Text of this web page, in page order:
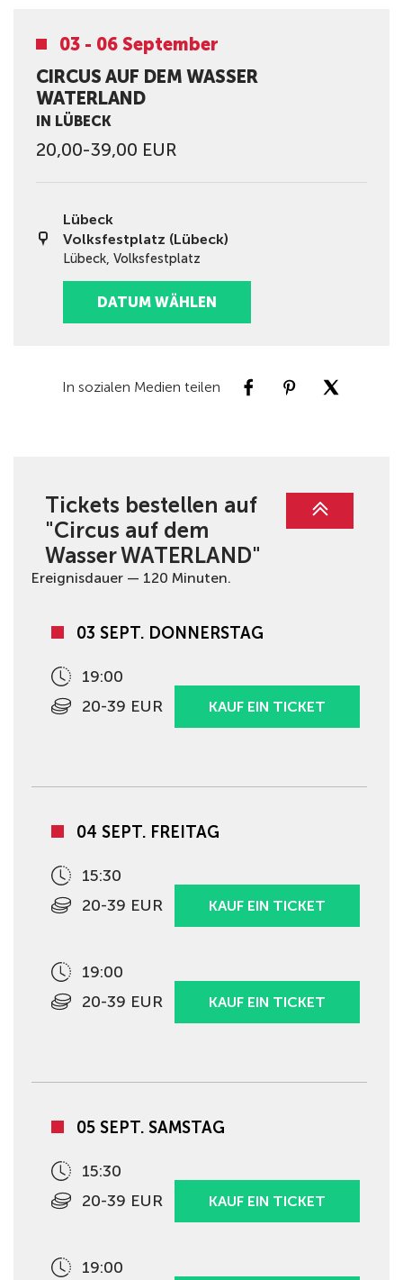
03 - 06 September
CIRCUS AUF DEM WASSER
WATERLAND
IN LÜBECK
20,00-39,00 EUR
Lübeck
Volksfestplatz (Lübeck)
Lübeck, Volksfestplatz
DATUM WÄHLEN
In sozialen Medien teilen
Tickets bestellen auf
"Circus auf dem
Wasser WATERLAND"
Ereignisdauer — 120 Minuten.
03 SEPT. DONNERSTAG
19:00
20-39 EUR
KAUF EIN TICKET
04 SEPT. FREITAG
15:30
20-39 EUR
KAUF EIN TICKET
19:00
20-39 EUR
KAUF EIN TICKET
05 SEPT. SAMSTAG
15:30
20-39 EUR
KAUF EIN TICKET
19:00